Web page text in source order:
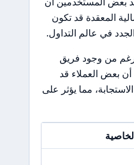
المعقدة قد تكون
في عالم التداول.
من وجود فريق
أن بعض العملاء قد
مما يؤثر على